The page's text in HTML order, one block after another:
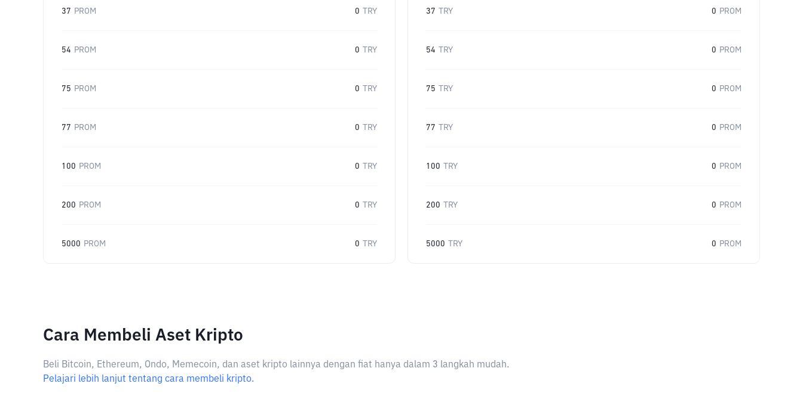
37 PROM 0 TRY
54 PROM 0 TRY
75 PROM 0 TRY
77 PROM 0 TRY
100 PROM 0 TRY
200 PROM 0 TRY
5000 PROM 0 TRY
37 TRY 0 PROM
54 TRY 0 PROM
75 TRY 0 PROM
77 TRY 0 PROM
100 TRY 0 PROM
200 TRY 0 PROM
5000 TRY 0 PROM
Cara Membeli Aset Kripto
Beli Bitcoin, Ethereum, Ondo, Memecoin, dan aset kripto lainnya dengan fiat hanya dalam 3 langkah mudah.
Pelajari lebih lanjut tentang cara membeli kripto.